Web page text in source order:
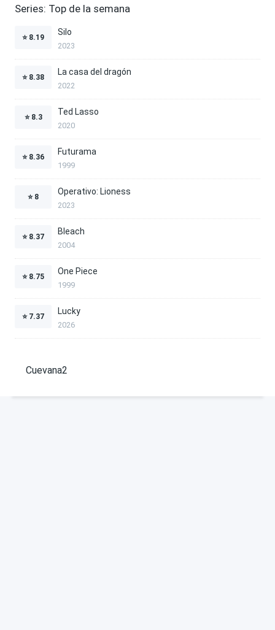
Series: Top de la semana
⭐ 8.19
Silo
2023
⭐ 8.38
La casa del dragón
2022
⭐ 8.3
Ted Lasso
2020
⭐ 8.36
Futurama
1999
⭐ 8
Operativo: Lioness
2023
⭐ 8.37
Bleach
2004
⭐ 8.75
One Piece
1999
⭐ 7.37
Lucky
2026
Cuevana2